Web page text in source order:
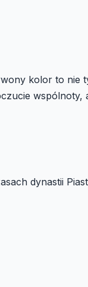
kolor to nie
dynastii